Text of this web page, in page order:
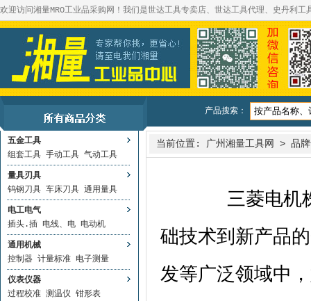
欢迎访问湘量MRO工业品采购网！我们是世达工具专卖店、世达工具代理、史丹利
产品搜索：
五金工具
组套工具 手动工具 气动工具
量具刃具
钨钢刀具 车床刀具 通用量具
电工电气
插头.插 电线、电 电动机
通用机械
控制器 计量标准 电子测量
仪表仪器
过程校准 测温仪 钳形表
当前位置: 广州湘量工具网 > 品
三菱电机株
础技术到新产品
发等广泛领域中